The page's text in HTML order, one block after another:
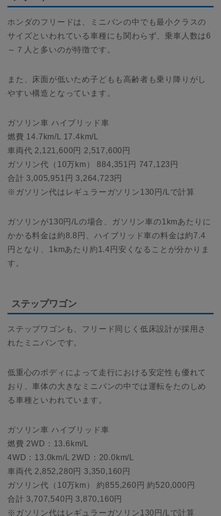
ホンダのフリードは、ミニバンの中でも最小クラスの
サイズといわれている車種にも関わらず、乗車人数は6
～７人と多いのが特徴です。
また、床面が低いため子どもも高齢者も乗り降りがし
やすい構造となっています。
ガソリン車 ハイブリッド車
燃費 14.7km/L 17.4km/L
車両代 2,121,600円 2,517,600円
ガソリン代（10万km） 884,351円 747,123円
合計 3,005,951円 3,264,723円
※ガソリン代はレギュラーガソリン130円/Lで計算
ガソリンが130円/Lの場合、ガソリン車の1kmあたりに
かかる料金は約8.8円、ハイブリッド車の料金は約7.4
円となり、1kmあたり約1.4円安くなることが分かりま
す。
ステップワゴン
ステップワゴンも、フリード同じく低床設計が採用さ
れたミニバンです。
低重心のボディによって走行における安定性も優れて
おり、車体の大きなミニバンの中では運転をたのしめ
る車種といわれています。
ガソリン車 ハイブリッド車
燃費 2WD：13.6km/L
4WD：13.0km/L 2WD：20.0km/L
車両代 2,852,280円 3,350,160円
ガソリン代（10万km） 約855,260円 約520,000円
合計 3,707,540円 3,870,160円
※ガソリン代はレギュラーガソリン130円/Lで計算